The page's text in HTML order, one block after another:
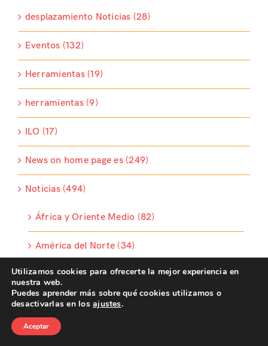
desplazamiento Noticias (28)
Eventos (132)
Herramientas (19)
herramientas (9)
ILO (17)
News on home page es (249)
Noticias (494)
África y Oriente Medio (82)
América del Norte (34)
América Latina y Caribe (98)
Asia (64)
Europa (59)
Utilizamos cookies para ofrecerte la mejor experiencia en
nuestra web.
Puedes aprender más sobre qué cookies utilizamos o
desactivarlas en losajustes.
Aceptar